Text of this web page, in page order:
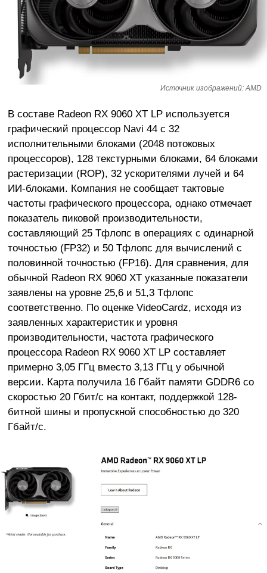
Источник изображений: AMD
В составе Radeon RX 9060 XT LP используется
графический процессор Navi 44 с 32
исполнительными блоками (2048 потоковых
процессоров), 128 текстурными блоками, 64 блоками
растеризации (ROP), 32 ускорителями лучей и 64
ИИ-блоками. Компания не сообщает тактовые
частоты графического процессора, однако отмечает
показатель пиковой производительности,
составляющий 25 Тфлопс в операциях с одинарной
точностью (FP32) и 50 Тфлопс для вычислений с
половинной точностью (FP16). Для сравнения, для
обычной Radeon RX 9060 XT указанные показатели
заявлены на уровне 25,6 и 51,3 Тфлопс
соответственно. По оценке VideoCardz, исходя из
заявленных характеристик и уровня
производительности, частота графического
процессора Radeon RX 9060 XT LP составляет
примерно 3,05 ГГц вместо 3,13 ГГц у обычной
версии. Карта получила 16 Гбайт памяти GDDR6 со
скоростью 20 Гбит/с на контакт, поддержкой 128-
битной шины и пропускной способностью до 320
Гбайт/с.